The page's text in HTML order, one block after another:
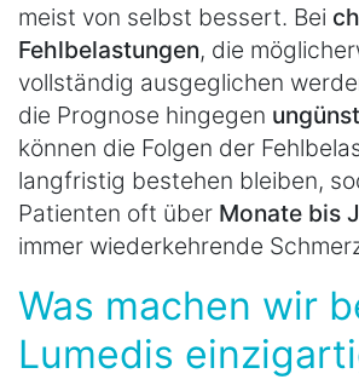
meist von selbst bessert. Bei
Fehlbelastungen, die
vollständig ausgeglichen
die Prognose hingegen
können die Folgen der
langfristig bestehen bleiben,
Patienten oft über Monate bis
immer wiederkehrende
Was machen wir
Lumedis